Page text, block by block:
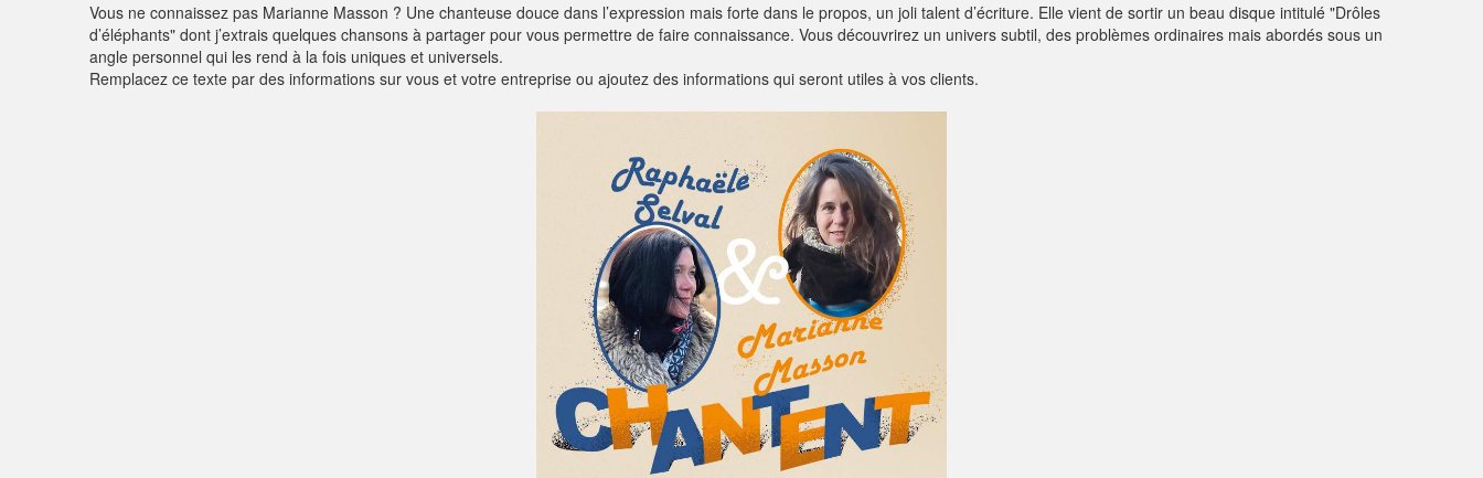
Vous ne connaissez pas Marianne Masson ? Une chanteuse douce dans l’expression mais forte dans le propos, un joli talent d’écriture. Elle vient de sortir un beau disque intitulé "Drôles
d’éléphants" dont j’extrais quelques chansons à partager pour vous permettre de faire connaissance. Vous découvrirez un univers subtil, des problèmes ordinaires mais abordés sous un
angle personnel qui les rend à la fois uniques et universels.
Remplacez ce texte par des informations sur vous et votre entreprise ou ajoutez des informations qui seront utiles à vos clients.